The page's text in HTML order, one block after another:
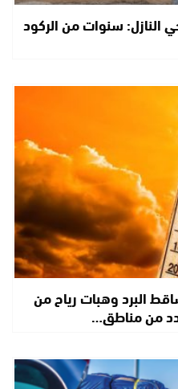
النازل: سنوات من الركود
البرد وهبات رياح من
من مناطق…